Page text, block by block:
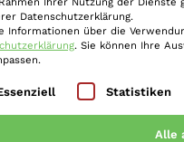
Fische“
den Prüfbericht
Datenschutzerklärung.
Informationen über die
. Sie können Ihre
eine Liste derStatistiken
Alle